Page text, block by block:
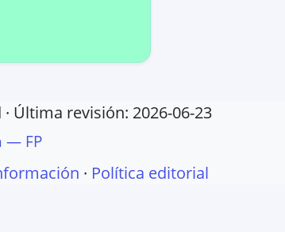
· Última revisión: 2026-06-23
— FP
· Política editorial